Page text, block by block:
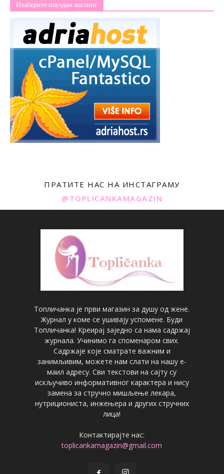
Изаберите поуздан хостинг
ПРАТИТЕ НАС НА ИНСТАГРАМУ
@TOPLICANKAMAGAZIN
Топличанка је први магазин за душу од жене.
Журнал у коме се ушивају успомене. Буди
Топличанка! Креирај заједно са нама садржај
журнала. Учинимо га споменаром свих.
Садржаје које сматрате важним и
занимљивим, можете нам слати на нашу е-
маил адресу. Сви текстови на сајту су
искључиво информативног карактера и нису
замена за стручно мишљење лекара,
нутрициониста, инжењера и других стручних
лица!
Контактирајте нас:
toplicankamagazin@gmail.com